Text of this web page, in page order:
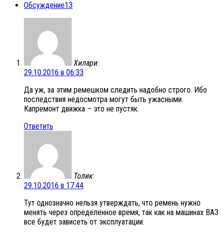
Обсуждение13
Хилари:
29.10.2016 в 06:33
Да уж, за этим ремешком следить надобно строго. Ибо
последствия недосмотра могут быть ужасными.
Капремонт движка – это не пустяк.
Ответить
Толик:
29.10.2016 в 17:44
Тут однозначно нельзя утверждать, что ремень нужно
менять через определенное время, так как на машинах ВАЗ
все будет зависеть от эксплуатации.